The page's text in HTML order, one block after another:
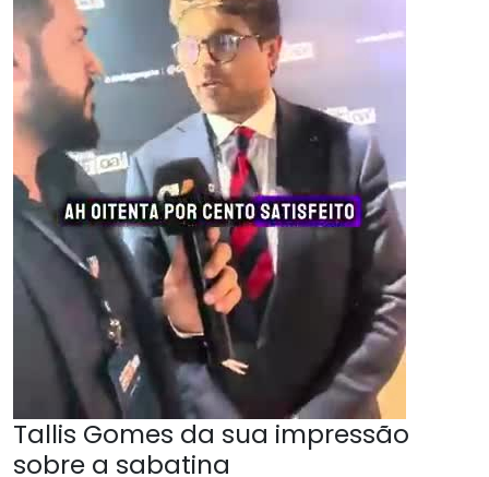
Tallis Gomes da sua impressão
sobre a sabatina